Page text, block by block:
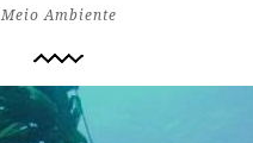
Meio Ambiente